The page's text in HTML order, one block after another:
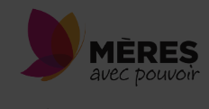
Identité du